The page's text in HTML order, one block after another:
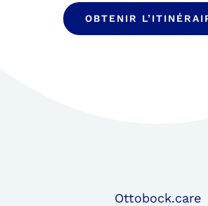
OBTENIR
Ottobock.care